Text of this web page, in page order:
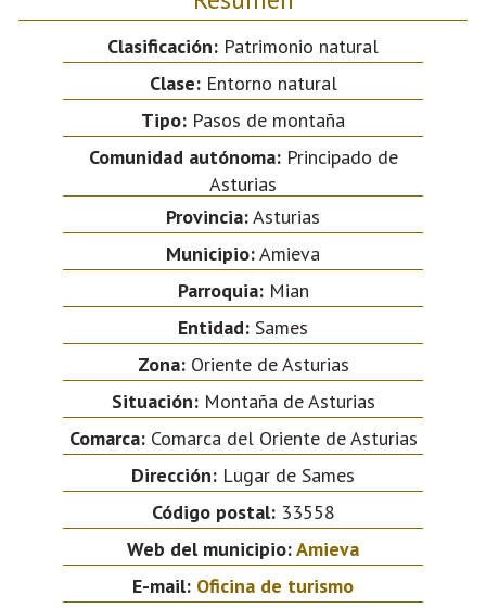
Clasificación: Patrimonio natural
Clase:Entorno natural
Tipo: Pasos de montaña
Comunidad autónoma:Principado de
Asturias
Provincia:Asturias
Municipio:Amieva
Parroquia:Mian
Entidad: Sames
Zona:Oriente de Asturias
Situación:Montaña de Asturias
Comarca:Comarca del Oriente de Asturias
Dirección: Lugar de Sames
Código postal:33558
Web del municipio:Amieva
E-mail: Oficina de turismo